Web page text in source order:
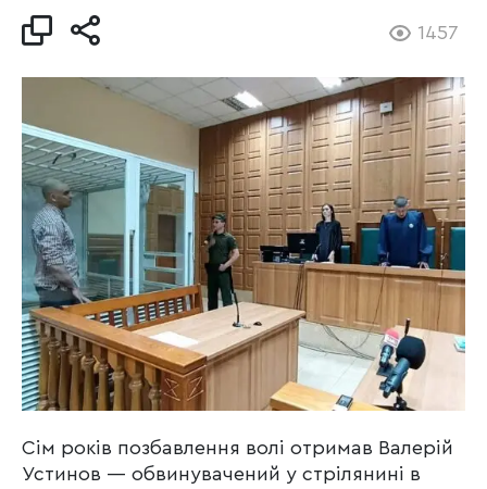
1457
Сім років позбавлення волі отримав Валерій
Устинов — обвинувачений у стрілянині в